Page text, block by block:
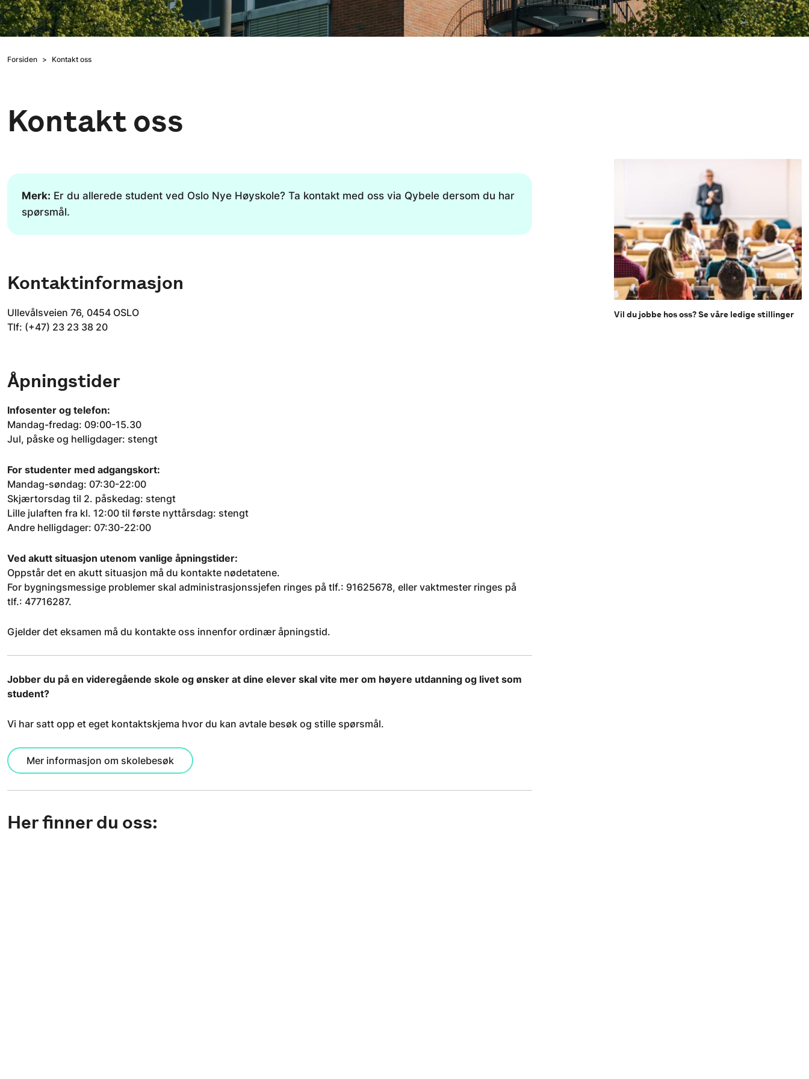
Forsiden Kontakt oss
Kontakt oss
Merk: Er du allerede student ved Oslo Nye Høyskole? Ta kontakt med oss via Qybele dersom du har
spørsmål.
Kontaktinformasjon
Ullevålsveien 76, 0454 OSLO
Tlf: (+47) 23 23 38 20
Åpningstider
Infosenter og telefon:
Mandag-fredag: 09:00-15.30
Jul, påske og helligdager: stengt
For studenter med adgangskort:
Mandag-søndag: 07:30-22:00
Skjærtorsdag til 2. påskedag: stengt
Lille julaften fra kl. 12:00 til første nyttårsdag: stengt
Andre helligdager: 07:30-22:00
Ved akutt situasjon utenom vanlige åpningstider:
Oppstår det en akutt situasjon må du kontakte nødetatene.
For bygningsmessige problemer skal administrasjonssjefen ringes på tlf.: 91625678, eller vaktmester ringes på
tlf.: 47716287.
Gjelder det eksamen må du kontakte oss innenfor ordinær åpningstid.
Jobber du på en videregående skole og ønsker at dine elever skal vite mer om høyere utdanning og livet som
student?
Vi har satt opp et eget kontaktskjema hvor du kan avtale besøk og stille spørsmål.
Mer informasjon om skolebesøk
Her finner du oss:
Vil du jobbe hos oss? Se våre ledige stillinger